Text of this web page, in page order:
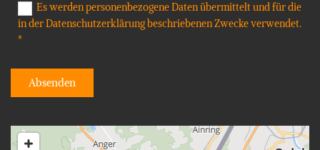
Es werden personenbezogene Daten übermittelt und für die
in der Datenschutzerklärung beschriebenen Zwecke verwendet.
*